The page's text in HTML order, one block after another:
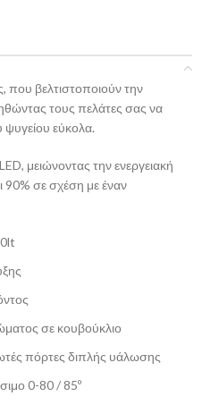
που βελτιστοποιούν την
τους πελάτες σας να
ψυγείου εύκολα.
μειώνοντας την ενεργειακή
90% σε σχέση με έναν
σε κουβούκλιο
πόρτες διπλής υάλωσης
0-80 / 85º